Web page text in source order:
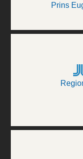
Prins